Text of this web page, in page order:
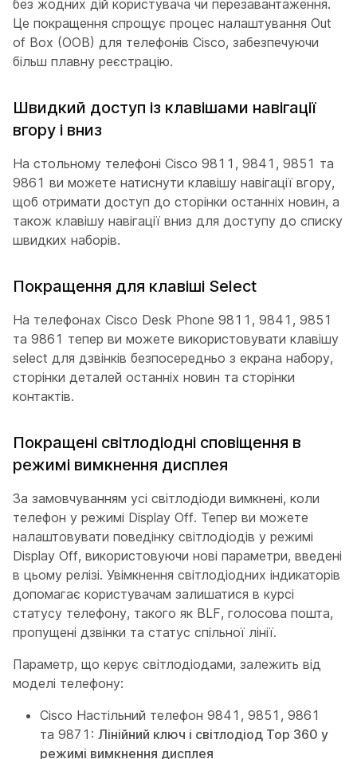
без жодних дій користувача чи перезавантаження.
Це покращення спрощує процес налаштування Out
of Box (OOB) для телефонів Cisco, забезпечуючи
більш плавну реєстрацію.
Швидкий доступ із клавішами навігації
вгору і вниз
На стольному телефоні Cisco 9811, 9841, 9851 та
9861 ви можете натиснути клавішу навігації вгору,
щоб отримати доступ до сторінки останніх новин, а
також клавішу навігації вниз для доступу до списку
швидких наборів.
Покращення для клавіші Select
На телефонах Cisco Desk Phone 9811, 9841, 9851
та 9861 тепер ви можете використовувати клавішу
select для дзвінків безпосередньо з екрана набору,
сторінки деталей останніх новин та сторінки
контактів.
Покращені світлодіодні сповіщення в
режимі вимкнення дисплея
За замовчуванням усі світлодіоди вимкнені, коли
телефон у режимі Display Off. Тепер ви можете
налаштовувати поведінку світлодіодів у режимі
Display Off, використовуючи нові параметри, введені
в цьому релізі. Увімкнення світлодіодних індикаторів
допомагає користувачам залишатися в курсі
статусу телефону, такого як BLF, голосова пошта,
пропущені дзвінки та статус спільної лінії.
Параметр, що керує світлодіодами, залежить від
моделі телефону:
Cisco Настільний телефон 9841, 9851, 9861
та 9871: Лінійний ключ і світлодіод Top 360 у
режимі вимкнення дисплея